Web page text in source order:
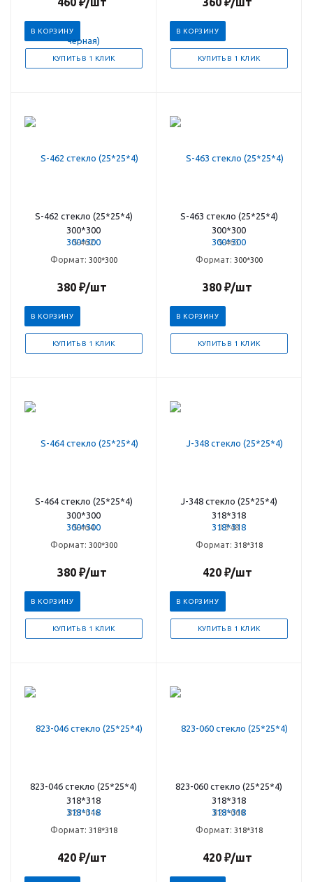
В КОРЗИНУ
КУПИТЬ В 1 КЛИК
В КОРЗИНУ
КУПИТЬ В 1 КЛИК
S-462 стекло (25*25*4)
300*300
S-462
Формат: 300*300
380 ₽/шт
В КОРЗИНУ
КУПИТЬ В 1 КЛИК
S-463 стекло (25*25*4)
300*300
S-463
Формат: 300*300
380 ₽/шт
В КОРЗИНУ
КУПИТЬ В 1 КЛИК
S-464 стекло (25*25*4)
300*300
S-464
Формат: 300*300
380 ₽/шт
В КОРЗИНУ
КУПИТЬ В 1 КЛИК
J-348 стекло (25*25*4)
318*318
J-348
Формат: 318*318
420 ₽/шт
В КОРЗИНУ
КУПИТЬ В 1 КЛИК
823-046 стекло (25*25*4)
318*318
823-046
Формат: 318*318
420 ₽/шт
823-060 стекло (25*25*4)
318*318
823-060
Формат: 318*318
420 ₽/шт